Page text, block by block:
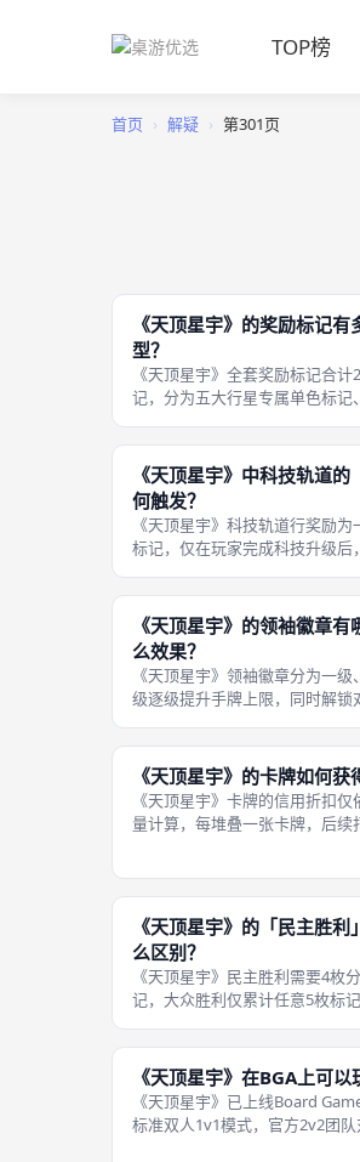
TOP榜
首页 › 解疑 › 第301页
《天顶星宇》的奖励标记
型？
《天顶星宇》全套奖励标记合
记，分为五大行星专属单色标记
团队模式全程游玩无短缺。标
标记统一放置版图侧边公共资源
《天顶星宇》中科技轨道
何触发？
《天顶星宇》科技轨道行奖励
标记，仅在玩家完成科技升级后
胜利路线快速收集多行星标记
与结算细则：第一，触发判定时
《天顶星宇》的领袖徽章
么效果？
《天顶星宇》领袖徽章分为一
级逐级提升手牌上限，同时解锁
益为全局永久生效，无需额外
表： 徽章等级基础手牌上限专属
《天顶星宇》的卡牌如何获
《天顶星宇》卡牌的信用折扣
量计算，每堆叠一张卡牌，后续
也是区分新手与老手的关键，新
《天顶星宇》的「民主胜
么区别？
《天顶星宇》民主胜利需要4枚
记，大众胜利仅累计任意5枚标
线、保守运营两种核心游玩流
线，比如集齐3枚不同行星标记
《天顶星宇》在BGA上可以
《天顶星宇》已上线Board
标准双人1v1模式，官方2v2团